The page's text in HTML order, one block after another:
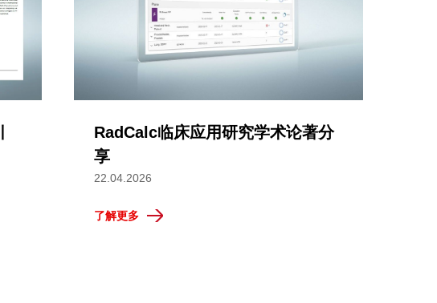
RadCalc临床应用研究学术论著分
享
22.04.2026
了解更多